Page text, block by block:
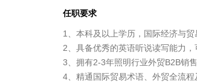
任职要求
1、本科及以上学历，国际经济与
2、具备优秀的英语听说读写能力，
3、拥有2-3年照明行业外贸B2B销
4、精通国际贸易术语、外贸全流